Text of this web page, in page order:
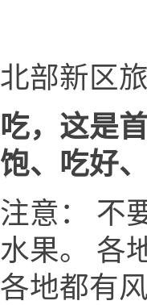
北部新区
吃，这是
饱、吃好
注意： 不
水果。 各
各地都有